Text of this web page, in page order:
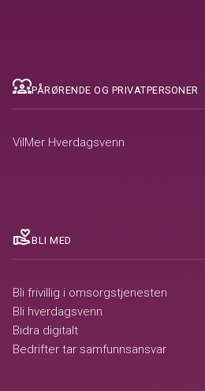
diversity_1PÅRØRENDE OG PRIVATPERSONER
VilMer Hverdagsvenn
volunteer_activismBLI MED
Bli frivillig i omsorgstjenesten
Bli hverdagsvenn
Bidra digitalt
Bedrifter tar samfunnsansvar